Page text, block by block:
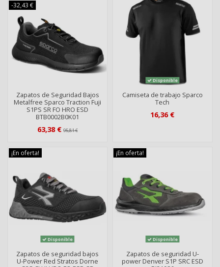
-32,43 €
Zapatos de Seguridad Bajos
Metalfree Sparco Traction Fuji
S1PS SR FO HRO ESD
BTB0002B0K01
63,38 €95,81 €
Disponible
Camiseta de trabajo Sparco
Tech
16,36 €
¡En oferta!
Disponible
Zapatos de seguridad bajos
U-Power Red Stratos Dorne
¡En oferta!
Disponible
Zapatos de seguridad U-
power Denver S1P SRC ESD